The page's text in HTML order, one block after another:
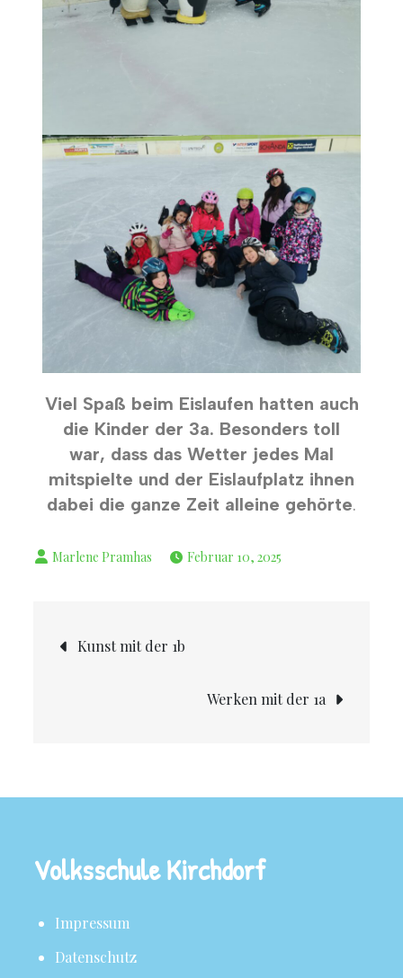
Viel Spaß beim Eislaufen hatten auch
die Kinder der 3a. Besonders toll
war, dass das Wetter jedes Mal
mitspielte und der Eislaufplatz ihnen
dabei die ganze Zeit alleine gehörte.
Februar 10, 2025
Kunst mit der 1b
Werken mit der 1a
Volksschule Kirchdorf
Impressum
Datenschutz